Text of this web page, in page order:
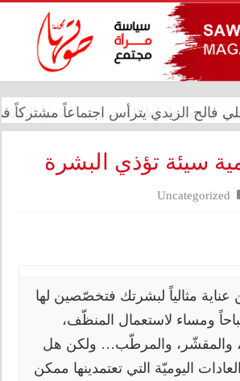
فالح الزيدي يترأس اجتماعاً مشتركاً في
Uncategorized
عناية مثالياً لبشرتك فتخصّصين لها
ومساء لاستعمال المنظّف،
والمقشّر، والمرطّب… ولكن هل
اليوميّة التي تعتمدينها ممكن